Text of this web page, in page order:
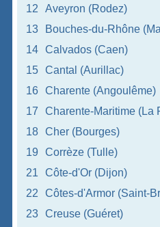
12
Aveyron (Rodez)
13
Bouches-du-Rhône
14
Calvados (Caen)
15
Cantal (Aurillac)
16
Charente (Angoulême)
17
Charente-Maritime (La
18
Cher (Bourges)
19
Corrèze (Tulle)
21
Côte-d'Or (Dijon)
22
Côtes-d'Armor (Saint-
23
Creuse (Guéret)